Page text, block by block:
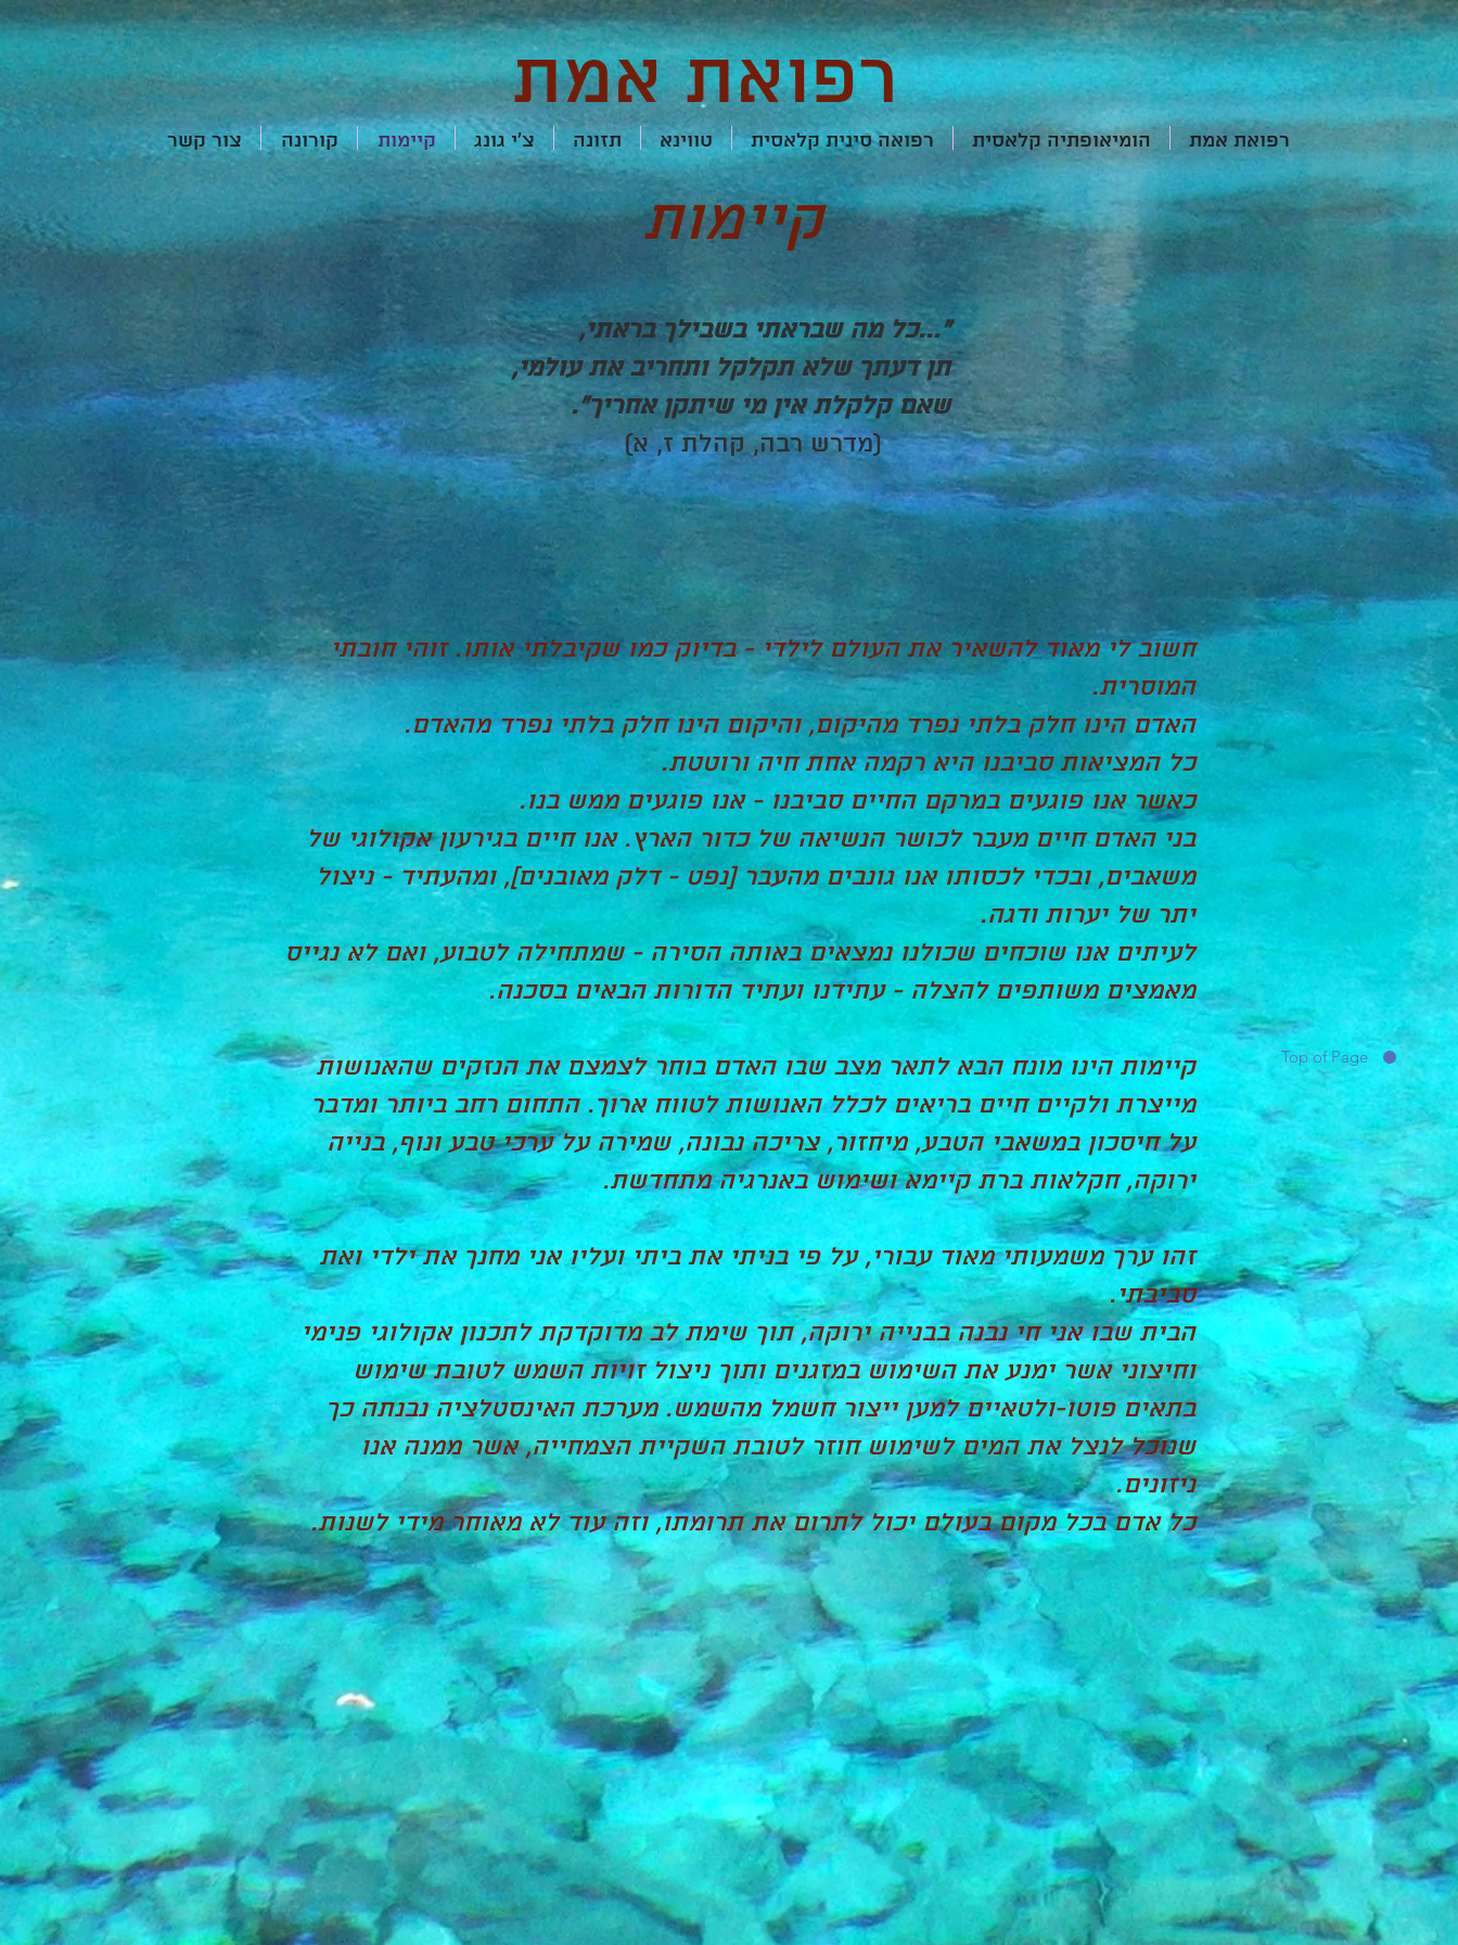
רפואת אמת
צור קשר קורונה קיימות צ'י גונג תזונה טווינא רפואה סינית קלאסית הומיאופתיה קלאסית רפואת אמת
Top of Page
קיימות
"...כל מה שבראתי בשבילך בראתי,
תן דעתך שלא תקלקל ותחריב את עולמי,
שאם קלקלת אין מי שיתקן אחריך".
(מדרש רבה, קהלת ז, א)
חשוב לי מאוד להשאיר את העולם לילדי - בדיוק כמו שקיבלתי אותו. זוהי חובתי
המוסרית.
האדם הינו חלק בלתי נפרד מהיקום, והיקום הינו חלק בלתי נפרד מהאדם.
כל המציאות סביבנו היא רקמה אחת חיה ורוטטת.
כאשר אנו פוגעים במרקם החיים סביבנו - אנו פוגעים ממש בנו.
בני האדם חיים מעבר לכושר הנשיאה של כדור הארץ. אנו חיים בגירעון אקולוגי של
משאבים, ובכדי לכסותו אנו גונבים מהעבר [נפט - דלק מאובנים], ומהעתיד - ניצול
יתר של יערות ודגה.
לעיתים אנו שוכחים שכולנו נמצאים באותה הסירה - שמתחילה לטבוע, ואם לא נגייס
מאמצים משותפים להצלה - עתידנו ועתיד הדורות הבאים בסכנה.
קיימות הינו מונח הבא לתאר מצב שבו האדם בוחר לצמצם את הנזקים שהאנושות
מייצרת ולקיים חיים בריאים לכלל האנושות לטווח ארוך. התחום רחב ביותר ומדבר
על חיסכון במשאבי הטבע, מיחזור, צריכה נבונה, שמירה על ערכי טבע ונוף, בנייה
ירוקה, חקלאות ברת קיימא ושימוש באנרגיה מתחדשת.
זהו ערך משמעותי מאוד עבורי, על פי בניתי את ביתי ועליו אני מחנך את ילדי ואת
סביבתי.
הבית שבו אני חי נבנה בבנייה ירוקה, תוך שימת לב מדוקדקת לתכנון אקולוגי פנימי
וחיצוני אשר ימנע את השימוש במזגנים ותוך ניצול זויות השמש לטובת שימוש
בתאים פוטו-ולטאיים למען ייצור חשמל מהשמש. מערכת האינסטלציה נבנתה כך
שנוכל לנצל את המים לשימוש חוזר לטובת השקיית הצמחייה, אשר ממנה אנו
ניזונים.
כל אדם בכל מקום בעולם יכול לתרום את תרומתו, וזה עוד לא מאוחר מידי לשנות.